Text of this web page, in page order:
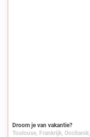
Droom je van vakantie?